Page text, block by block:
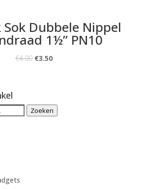
Sok Dubbele Nippel
1½” PN10
€4.00 €3.50
Zoeken